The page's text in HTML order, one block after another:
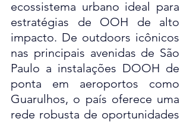
ecossistema urbano ideal para
estratégias de OOH de alto
impacto. De outdoors icônicos
nas principais avenidas de São
Paulo a instalações DOOH de
ponta em aeroportos como
Guarulhos, o país oferece uma
rede robusta de oportunidades